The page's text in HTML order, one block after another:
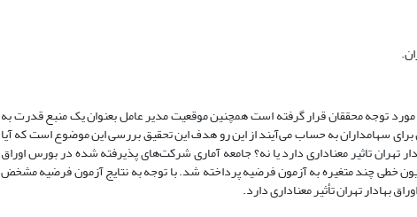
توجه محققان قرار گرفته است همچنین موقعیت مدیر عامل بعنوان یک منبع قدرت به
سهامداران به حساب می‌آیند از این رو هدف این تحقیق بررسی این موضوع است که آیا
تاثیر معناداری دارد یا نه؟ جامعه آماری شرکت‌های پذیرفته شده در بورس اوراق
1400 و با استفاده از اطلاعات 129 شرکت و روش رگرسیون خطی چند متغیره به آزمون فرضیه پرداخته شد. با توجه به نتایج آزمون فرضیه مشخض
تهران تأثیر معناداری دارد.